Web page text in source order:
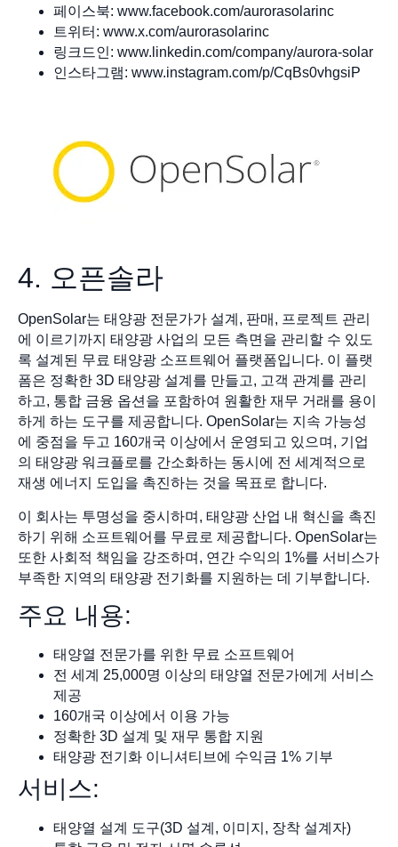
페이스북: www.facebook.com/aurorasolarinc
트위터: www.x.com/aurorasolarinc
링크드인: www.linkedin.com/company/aurora-solar
인스타그램: www.instagram.com/p/CqBs0vhgsiP
4. 오픈솔라
OpenSolar는 태양광 전문가가 설계, 판매, 프로젝트 관리
에 이르기까지 태양광 사업의 모든 측면을 관리할 수 있도
록 설계된 무료 태양광 소프트웨어 플랫폼입니다. 이 플랫
폼은 정확한 3D 태양광 설계를 만들고, 고객 관계를 관리
하고, 통합 금융 옵션을 포함하여 원활한 재무 거래를 용이
하게 하는 도구를 제공합니다. OpenSolar는 지속 가능성
에 중점을 두고 160개국 이상에서 운영되고 있으며, 기업
의 태양광 워크플로를 간소화하는 동시에 전 세계적으로
재생 에너지 도입을 촉진하는 것을 목표로 합니다.
이 회사는 투명성을 중시하며, 태양광 산업 내 혁신을 촉진
하기 위해 소프트웨어를 무료로 제공합니다. OpenSolar는
또한 사회적 책임을 강조하며, 연간 수익의 1%를 서비스가
부족한 지역의 태양광 전기화를 지원하는 데 기부합니다.
주요 내용:
태양열 전문가를 위한 무료 소프트웨어
전 세계 25,000명 이상의 태양열 전문가에게 서비스
제공
160개국 이상에서 이용 가능
정확한 3D 설계 및 재무 통합 지원
태양광 전기화 이니셔티브에 수익금 1% 기부
서비스:
태양열 설계 도구(3D 설계, 이미지, 장착 설계자)